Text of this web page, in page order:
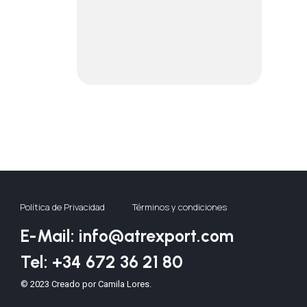
Política de Privacidad Términos y condiciones
E-Mail: info@atrexport.com
Tel: +34 672 36 21 80
© 2023 Creado por Camila Lores.